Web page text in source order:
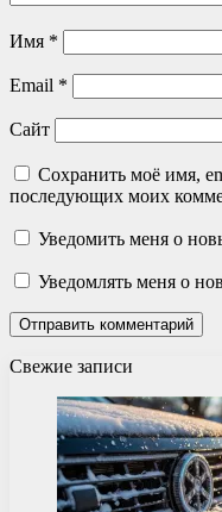
Имя *
Email *
Сайт
Сохранить моё имя,
последующих моих
Уведомить меня о
Уведомлять меня о
Свежие записи